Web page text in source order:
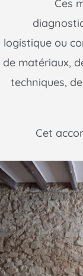
Ces
logistique ou
de matériaux,
techniques,
Cet